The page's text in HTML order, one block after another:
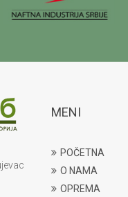
MENI
POČETNA
O NAMA
OPREMA